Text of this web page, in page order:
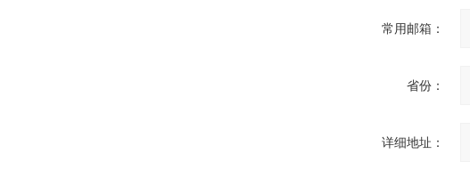
常用邮箱：
省份：
详细地址：